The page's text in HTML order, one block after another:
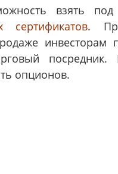
взять под
сертификатов.
инвесторам
опционов.